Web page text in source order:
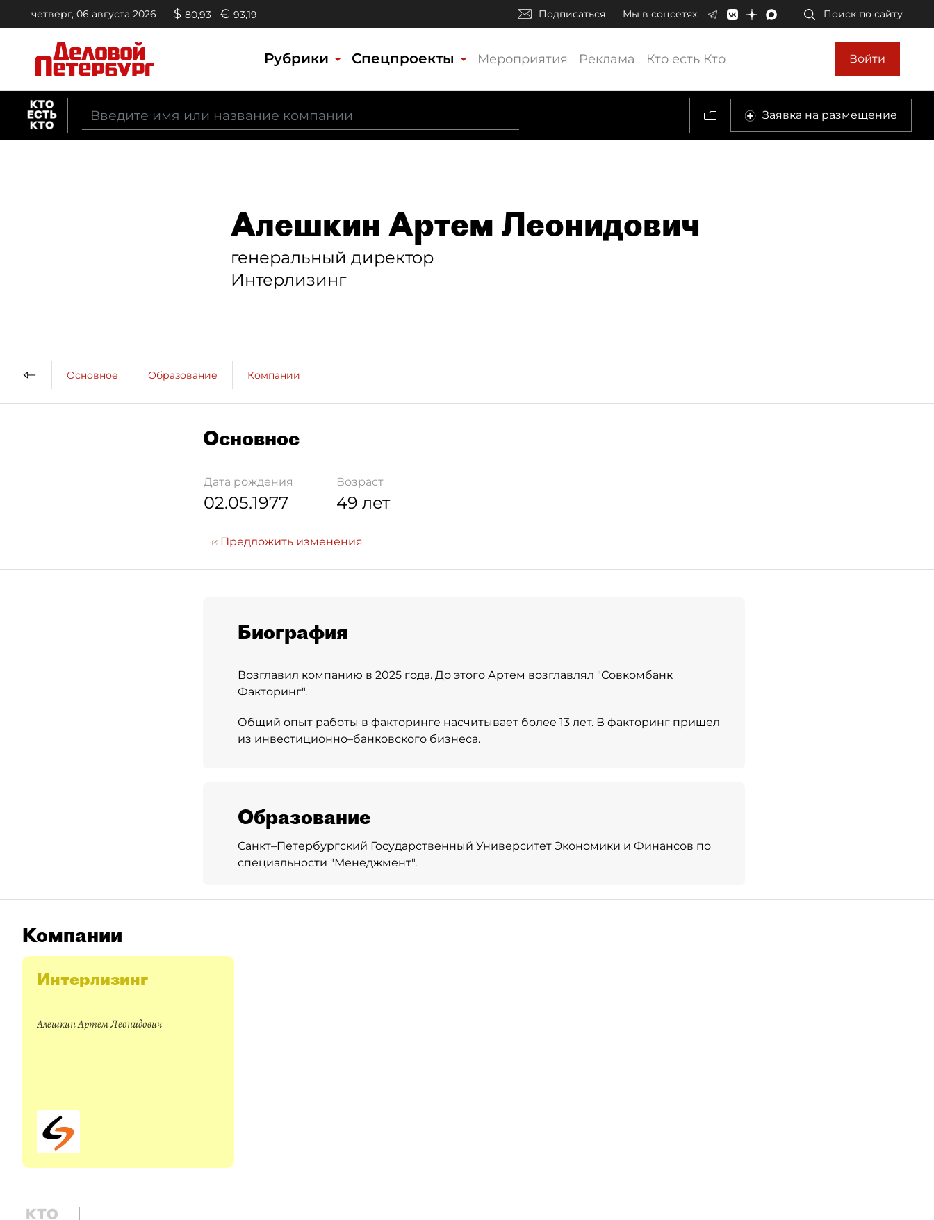
четверг, 06 августа 2026 $ 80,93 € 93,19 Подписаться Мы в соцсетях: Поиск по сайту
Рубрики Спецпроекты Мероприятия Реклама Кто есть Кто Войти
Заявка на размещение
Алешкин Артем Леонидович
генеральный директор
Интерлизинг
Основное Образование Компании
Основное
Дата рождения
02.05.1977
Возраст
49 лет
Предложить изменения
Биография
Возглавил компанию в 2025 года. До этого Артем возглавлял "Совкомбанк
Факторинг".
Общий опыт работы в факторинге насчитывает более 13 лет. В факторинг пришел
из инвестиционно–банковского бизнеса.
Образование
Санкт–Петербургский Государственный Университет Экономики и Финансов по
специальности "Менеджмент".
Компании
Интерлизинг
Алешкин Артем Леонидович